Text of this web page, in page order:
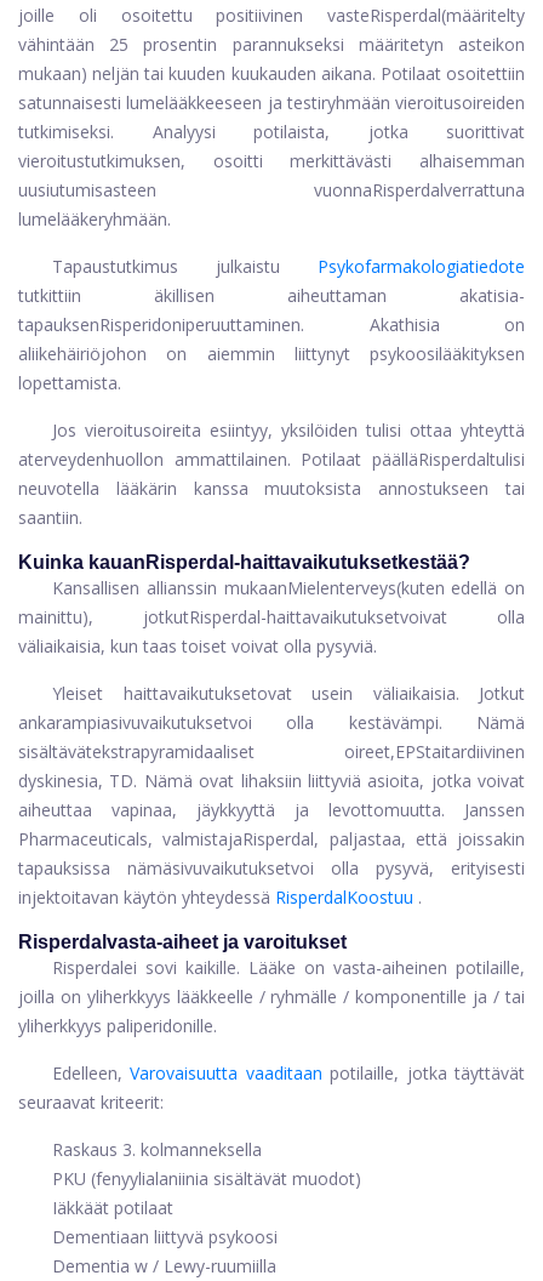
joille oli osoitettu positiivinen vasteRisperdal(määritelty
vähintään 25 prosentin parannukseksi määritetyn asteikon
mukaan) neljän tai kuuden kuukauden aikana. Potilaat osoitettiin
satunnaisesti lumelääkkeeseen ja testiryhmään vieroitusoireiden
tutkimiseksi. Analyysi potilaista, jotka suorittivat
vieroitustutkimuksen, osoitti merkittävästi alhaisemman
uusiutumisasteen vuonnaRisperdalverrattuna
lumelääkeryhmään.
Tapaustutkimus julkaistu
Psykofarmakologiatiedote
tutkittiin äkillisen aiheuttaman akatisia-
tapauksenRisperidoniperuuttaminen. Akathisia on
aliikehäiriöjohon on aiemmin liittynyt psykoosilääkityksen
lopettamista.
Jos vieroitusoireita esiintyy, yksilöiden tulisi ottaa yhteyttä
aterveydenhuollon ammattilainen. Potilaat päälläRisperdaltulisi
neuvotella lääkärin kanssa muutoksista annostukseen tai
saantiin.
Kuinka kauan Risperdal-haittavaikutuksetkestää?
Kansallisen allianssin mukaanMielenterveys(kuten edellä on
mainittu), jotkutRisperdal-haittavaikutuksetvoivat olla
väliaikaisia, kun taas toiset voivat olla pysyviä.
Yleiset haittavaikutuksetovat usein väliaikaisia. Jotkut
ankarampiasivuvaikutuksetvoi olla kestävämpi. Nämä
sisältävätekstrapyramidaaliset oireet,EPStaitardiivinen
dyskinesia, TD. Nämä ovat lihaksiin liittyviä asioita, jotka voivat
aiheuttaa vapinaa, jäykkyyttä ja levottomuutta. Janssen
Pharmaceuticals, valmistajaRisperdal, paljastaa, että joissakin
tapauksissa nämäsivuvaikutuksetvoi olla pysyvä, erityisesti
injektoitavan käytön yhteydessä RisperdalKoostuu .
Risperdal vasta-aiheet ja varoitukset
Risperdalei sovi kaikille. Lääke on vasta-aiheinen potilaille,
joilla on yliherkkyys lääkkeelle / ryhmälle / komponentille ja / tai
yliherkkyys paliperidonille.
Edelleen, Varovaisuutta vaaditaan potilaille, jotka täyttävät
seuraavat kriteerit:
Raskaus 3. kolmanneksella
PKU (fenyylialaniinia sisältävät muodot)
Iäkkäät potilaat
Dementiaan liittyvä psykoosi
Dementia w / Lewy-ruumiilla